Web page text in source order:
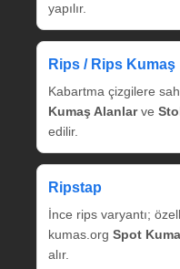
yapılır.
Rips / Rips Kumaş
Kabartma çizgilere
Kumaş Alanlarve
edilir.
Ripstap
İnce rips varyantı;
kumas.org Spot
alır.